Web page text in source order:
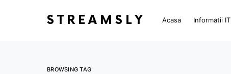
STREAMSLY Acasa Informatii IT
BROWSING TAG